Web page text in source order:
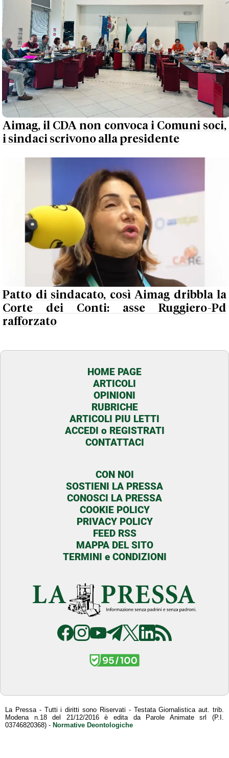
Aimag, il CDA non convoca i Comuni soci,
i sindaci scrivono alla presidente
Patto di sindacato, così Aimag dribbla la
Corte dei Conti: asse Ruggiero-Pd
rafforzato
HOME PAGE
ARTICOLI
OPINIONI
RUBRICHE
ARTICOLI PIU LETTI
ACCEDI o REGISTRATI
CONTATTACI
CON NOI
SOSTIENI LA PRESSA
CONOSCI LA PRESSA
COOKIE POLICY
PRIVACY POLICY
FEED RSS
MAPPA DEL SITO
TERMINI e CONDIZIONI
La Pressa - Tutti i diritti sono Riservati - Testata Giornalistica aut. trib.
Modena n.18 del 21/12/2016 è edita da Parole Animate srl (P.I.
03746820368) - Normative Deontologiche